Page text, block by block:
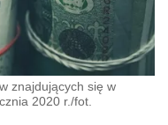
znajdujących się w
2020 r./fot.